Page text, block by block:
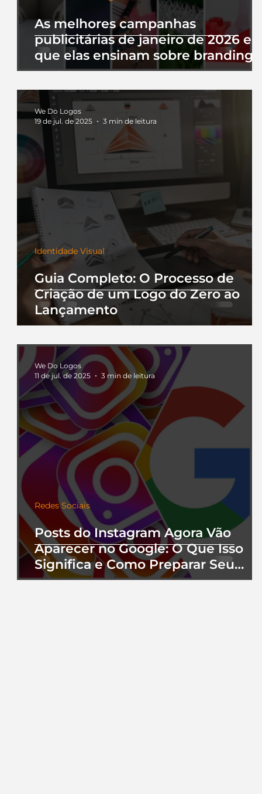
As melhores campanhas
publicitárias de janeiro de 2026 e
que elas ensinam sobre branding
Guia Completo: O Processo de
Criação de um Logo do Zero ao
Lançamento
Identidade Visual
We Do Logos
19 de jul. de 2025
3 min de leitura
Posts do Instagram Agora Vão
Aparecer no Google: O Que Isso
Significa e Como Preparar Seu
Perfil
Redes Sociais
We Do Logos
11 de jul. de 2025
3 min de leitura